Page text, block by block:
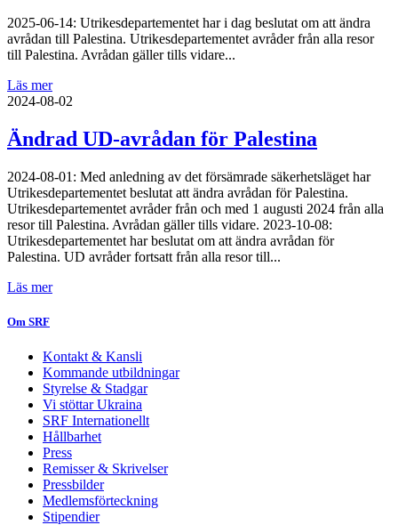
2025-06-14: Utrikesdepartementet har i dag beslutat om att ändra
avrådan till Palestina. Utrikesdepartementet avråder från alla resor
till Palestina. Avrådan gäller tills vidare...
Läs mer
2024-08-02
Ändrad UD-avrådan för Palestina
2024-08-01: Med anledning av det försämrade säkerhetsläget har
Utrikesdepartementet beslutat att ändra avrådan för Palestina.
Utrikesdepartementet avråder från och med 1 augusti 2024 från alla
resor till Palestina. Avrådan gäller tills vidare. 2023-10-08:
Utrikesdepartementet har beslutat om att ändra avrådan för
Palestina. UD avråder fortsatt från alla resor till...
Läs mer
Om SRF
Kontakt & Kansli
Kommande utbildningar
Styrelse & Stadgar
Vi stöttar Ukraina
SRF Internationellt
Hållbarhet
Press
Remisser & Skrivelser
Pressbilder
Medlemsförteckning
Stipendier